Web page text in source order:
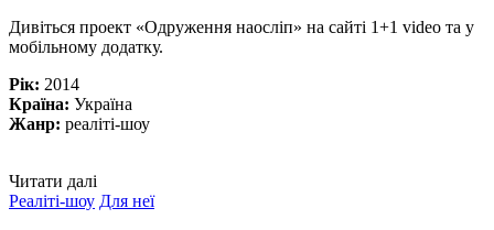
Дивіться проект «Одруження наосліп» на сайті 1+1 video та у
мобільному додатку.
Рік: 2014
Країна: Україна
Жанр: реаліті-шоу
Читати далі
Реаліті-шоу Для неї